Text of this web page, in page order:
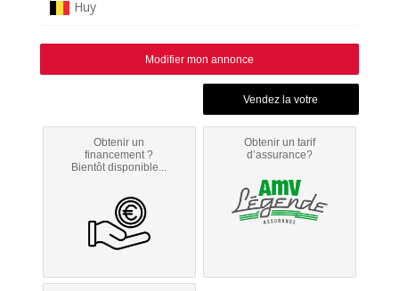
Huy
Modifier mon annonce
Obtenir un
financement ?
Bientôt disponible...
Obtenir un tarif
d’assurance?